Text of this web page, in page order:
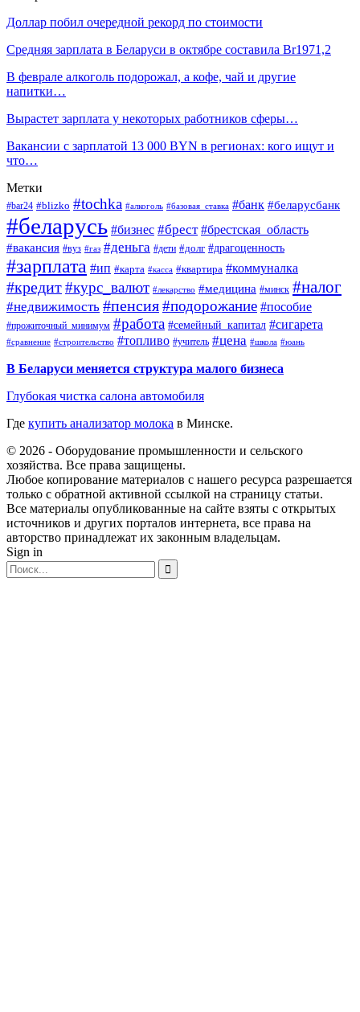
Доллар побил очередной рекорд по стоимости
Средняя зарплата в Беларуси в октябре составила Br1971,2
В феврале алкоголь подорожал, а кофе, чай и другие
напитки…
Вырастет зарплата у некоторых работников сферы…
Вакансии с зарплатой 13 000 BYN в регионах: кого ищут и
что…
Метки
#bar24 #blizko #tochka #алкоголь #базовая_ставка #банк #беларусбанк
#беларусь #бизнес #брест #брестская_область
#вакансия #вуз #газ #деньга #дети #долг #драгоценность
#зарплата #ип #карта #касса #квартира #коммуналка
#кредит#курс_валют #лекарство #медицина #минск #налог
#недвижимость #пенсия#подорожание #пособие
#прожиточный_минимум #работа #семейный_капитал #сигарета
#сравнение #строительство #топливо #учитель #цена #школа #юань
В Беларуси меняется структура малого бизнеса
Глубокая чистка салона автомобиля
Где купить анализатор молока в Минске.
© 2026 - Оборудование промышленности и сельского
хозяйства. Все права защищены.
Любое копирование материалов с нашего ресурса разрешается
только с обратной активной ссылкой на страницу статьи.
Все материалы опубликованные на сайте взяты с открытых
источников и других порталов интернета, все права на
авторство принадлежат их законным владельцам.
Sign in